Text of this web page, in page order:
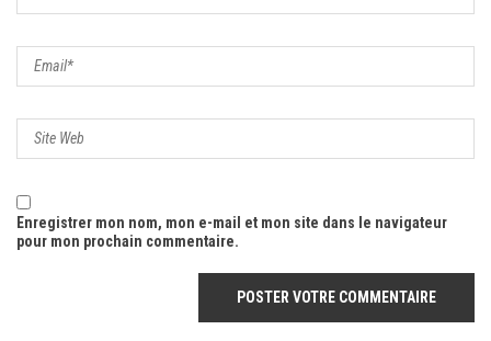
Enregistrer mon nom, mon e-mail et mon site dans le navigateur
pour mon prochain commentaire.